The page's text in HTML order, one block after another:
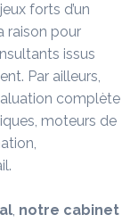
forts d’un
raison pour
issus
Par ailleurs,
complète
moteurs de
, notre cabinet